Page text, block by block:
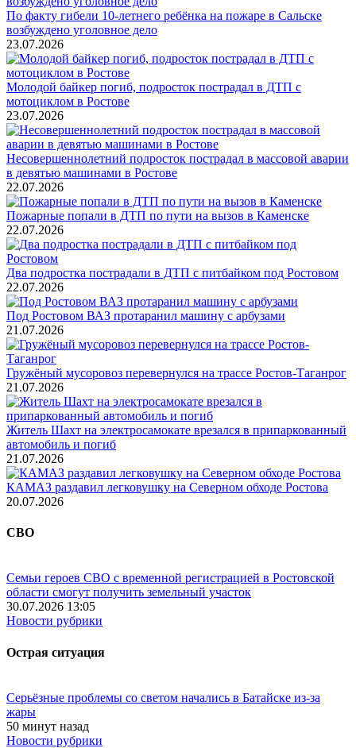
По факту гибели 10-летнего ребёнка на пожаре в Сальске
возбуждено уголовное дело
23.07.2026
Молодой байкер погиб, подросток пострадал в ДТП с
мотоциклом в Ростове
23.07.2026
Несовершеннолетний подросток пострадал в массовой аварии
в девятью машинами в Ростове
22.07.2026
Пожарные попали в ДТП по пути на вызов в Каменске
22.07.2026
Два подростка пострадали в ДТП с питбайком под Ростовом
22.07.2026
Под Ростовом ВАЗ протаранил машину с арбузами
21.07.2026
Гружёный мусоровоз перевернулся на трассе Ростов-Таганрог
21.07.2026
Житель Шахт на электросамокате врезался в припаркованный
автомобиль и погиб
21.07.2026
КАМАЗ раздавил легковушку на Северном обходе Ростова
20.07.2026
СВО
Семьи героев СВО с временной регистрацией в Ростовской
области смогут получить земельный участок
30.07.2026 13:05
Новости рубрики
Острая ситуация
Серьёзные проблемы со светом начались в Батайске из-за
жары
50 минут назад
Новости рубрики